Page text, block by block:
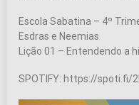
Escola Sabatina – 4º
Esdras e Neemias
Lição 01 – Entendendo a
SPOTIFY: https://spoti.fi/